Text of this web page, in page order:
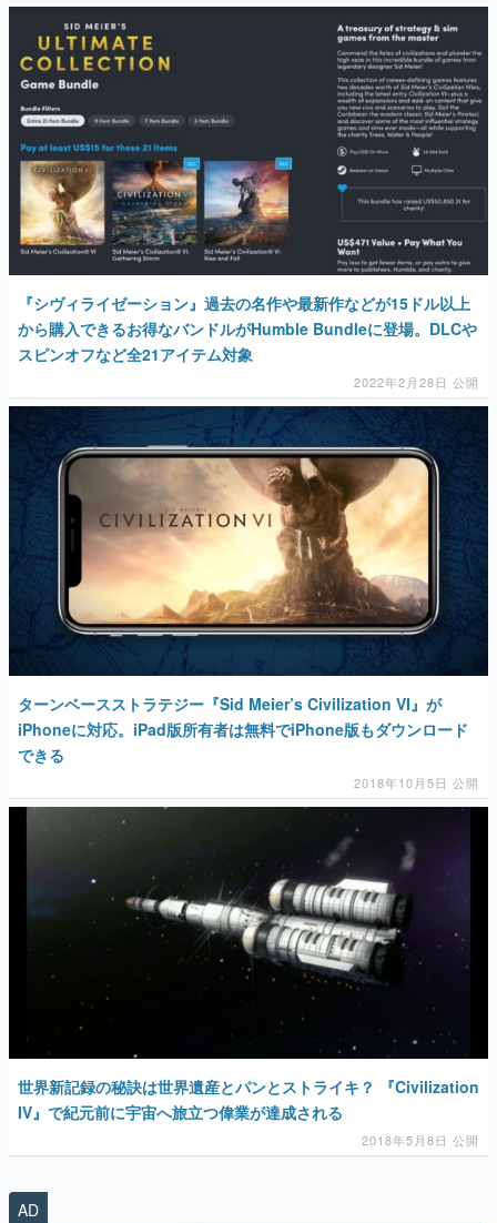
日本のモバイルゲーム史における主要なトピック・タイト
ルを網羅するほか、開発者へのインタビューや識者による
解説を掲載。約20年の歴史が一望できる決定版！
若ゲのいたり〜ゲームクリエイターの青春〜
『うつヌケ』『ペンと箸』等で知られるマンガ家・田中圭
一先生によるゲーム業界レポートマンガです。
なんでゲームは面白い？
ゲーム開発者・hamatsu氏がゲームの魅力を画面や操作の
具体的な形から解き明かしていく、硬派で骨太な評論連載
です。
ゲームが変えた日本語
「経験値」「裏技」「ラスボス」… ゲームにまつわる言葉
の起源や用法の変遷を、コンピューター文化史研究家・タ
イニーP氏が徹底調査。
カテゴリ
特集記事
女性向け
アプリレビュー
その他
電ファミニコゲーマーとは？
運営：株式会社マレ
『シヴィライゼーション』過去の名作や最新作などが15ドル以上
から購入できるお得なバンドルがHumble Bundleに登場。DLCや
スピンオフなど全21アイテム対象
2022年2月28日 公開
ターンベースストラテジー『Sid Meier’s Civilization VI』が
iPhoneに対応。iPad版所有者は無料でiPhone版もダウンロード
できる
2018年10月5日 公開
世界新記録の秘訣は世界遺産とパンとストライキ？ 『Civilization
IV』で紀元前に宇宙へ旅立つ偉業が達成される
2018年5月8日 公開
AD